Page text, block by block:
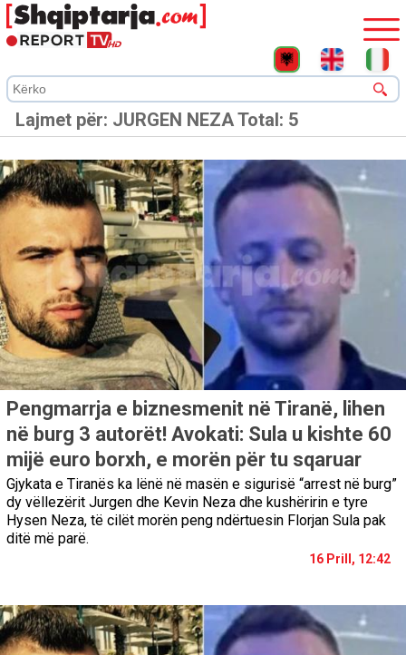
Lajmet për: JURGEN NEZATotal: 5
Pengmarrja e biznesmenit në Tiranë, lihen
në burg 3 autorët! Avokati: Sula u kishte 60
mijë euro borxh, e morën për tu sqaruar
Gjykata e Tiranës ka lënë në masën e sigurisë “arrest në burg”
dy vëllezërit Jurgen dhe Kevin Neza dhe kushëririn e tyre
Hysen Neza, të cilët morën peng ndërtuesin Florjan Sula pak
ditë më parë.
16 Prill, 12:42